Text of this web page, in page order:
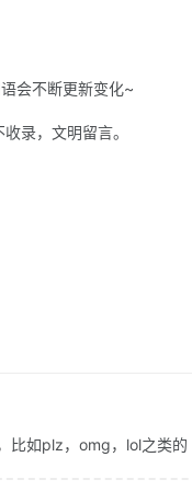
会不断更新变化~
录，文明留言。
比如plz，omg，lol之类的